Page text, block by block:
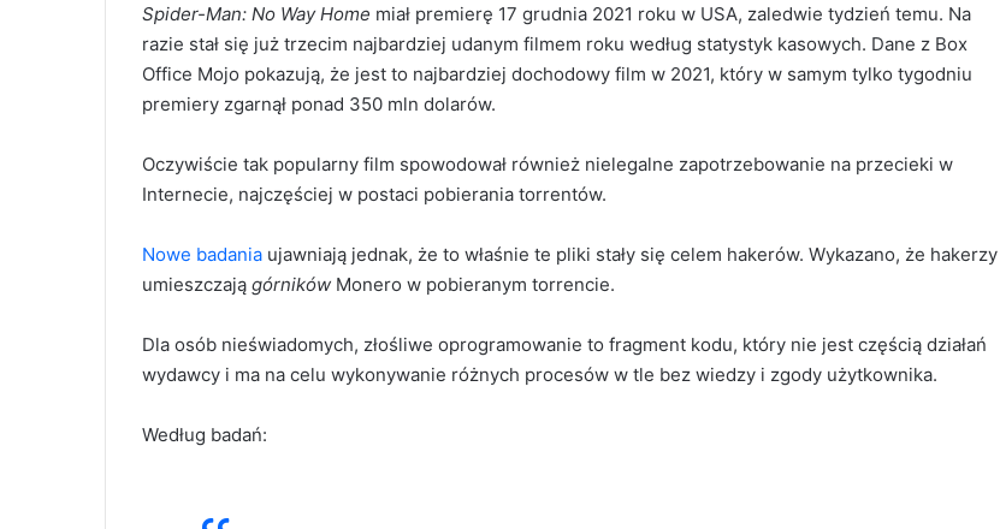
Spider-Man: No Way Home miał premierę 17 grudnia 2021 roku w USA, zaledwie tydzień temu. Na
razie stał się już trzecim najbardziej udanym filmem roku według statystyk kasowych. Dane z Box
Office Mojo pokazują, że jest to najbardziej dochodowy film w 2021, który w samym tylko tygodniu
premiery zgarnął ponad 350 mln dolarów.
Oczywiście tak popularny film spowodował również nielegalne zapotrzebowanie na przecieki w
Internecie, najczęściej w postaci pobierania torrentów.
Nowe badania ujawniają jednak, że to właśnie te pliki stały się celem hakerów. Wykazano, że hakerzy
umieszczają górników Monero w pobieranym torrencie.
Dla osób nieświadomych, złośliwe oprogramowanie to fragment kodu, który nie jest częścią działań
wydawcy i ma na celu wykonywanie różnych procesów w tle bez wiedzy i zgody użytkownika.
Według badań: